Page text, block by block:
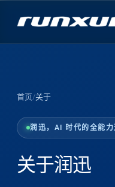
首页/关于
润迅，AI 时代的全能力
关于润迅